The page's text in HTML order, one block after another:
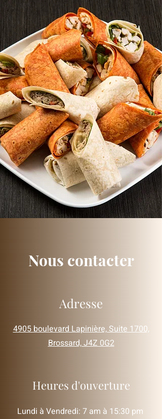
Nous contacter
Adresse
4905 boulevard Lapinière, Suite 1700,
Brossard, J4Z 0G2
Heures d'ouverture
Lundi à Vendredi: 7 am à 15:30 pm